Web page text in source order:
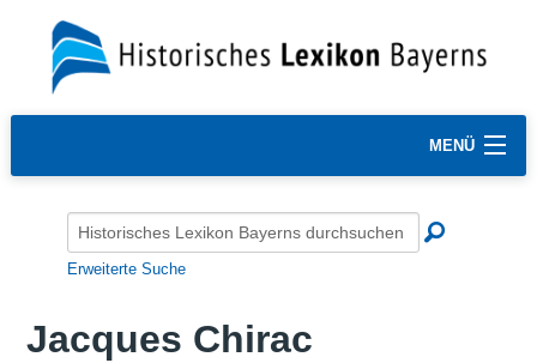
MENÜ
Erweiterte Suche
Jacques Chirac